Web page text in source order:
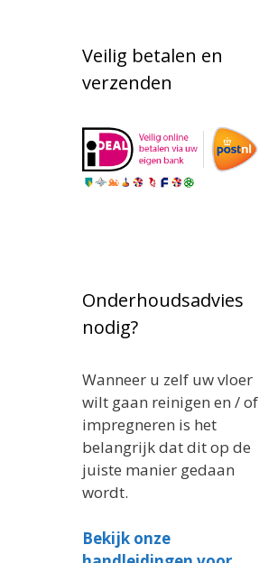
Veilig betalen en
verzenden
Onderhoudsadvies
nodig?
Wanneer u zelf uw vloer
wilt gaan reinigen en / of
impregneren is het
belangrijk dat dit op de
juiste manier gedaan
wordt.
Bekijk onze